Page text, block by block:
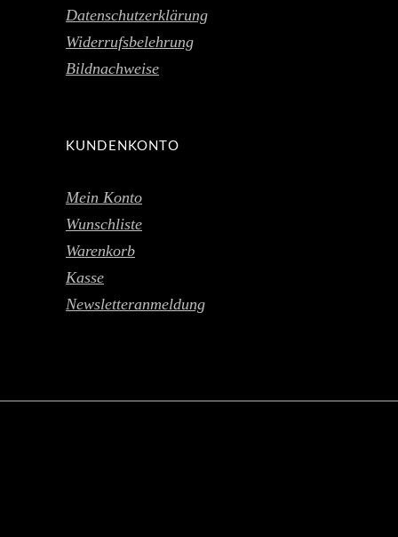
Datenschutzerklärung
Widerrufsbelehrung
Bildnachweise
KUNDENKONTO
Mein Konto
Wunschliste
Warenkorb
Kasse
Newsletteranmeldung